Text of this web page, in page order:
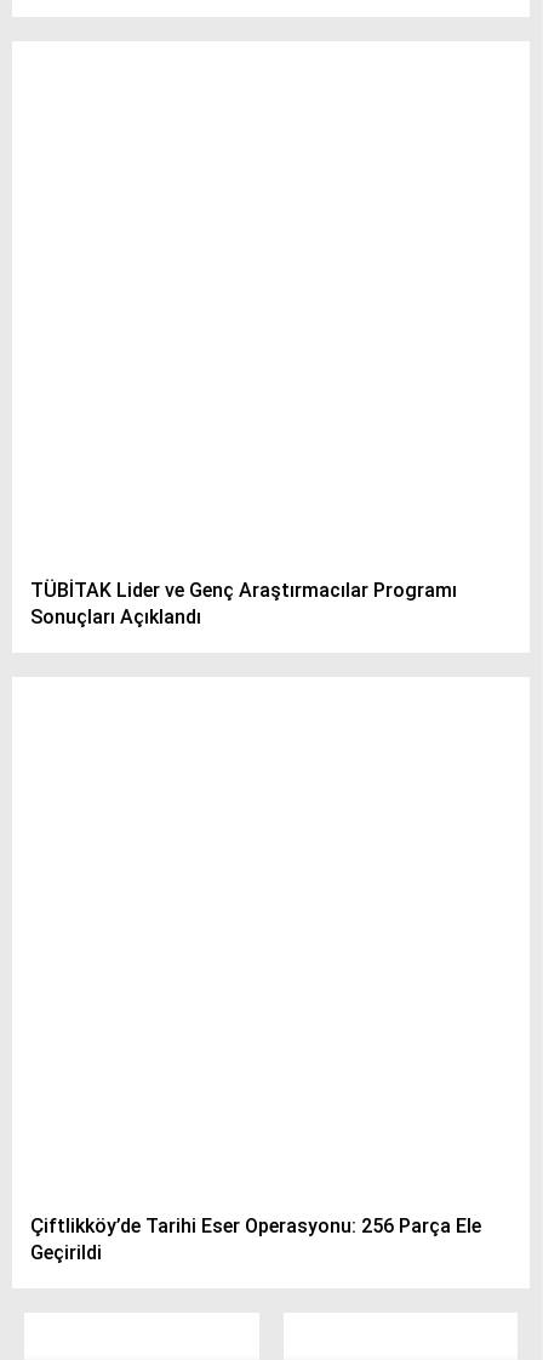
TÜBİTAK Lider ve Genç Araştırmacılar Programı
Sonuçları Açıklandı
Çiftlikköy’de Tarihi Eser Operasyonu: 256 Parça Ele
Geçirildi